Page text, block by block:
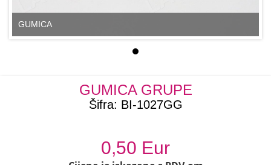
GUMICA
GUMICA GRUPE
Šifra: BI-1027GG
0,50 Eur